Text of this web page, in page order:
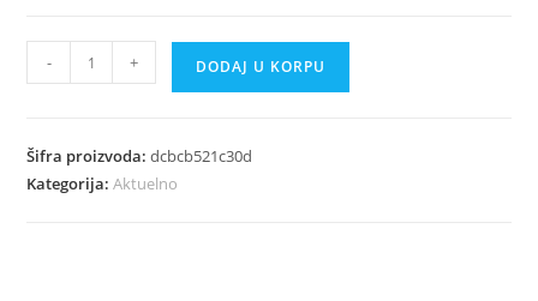
Zvucnici
bt
m1020
kdg
- + DODAJ U KORPU
Šifra proizvoda:dcbcb521c30d
Kategorija:Aktuelno